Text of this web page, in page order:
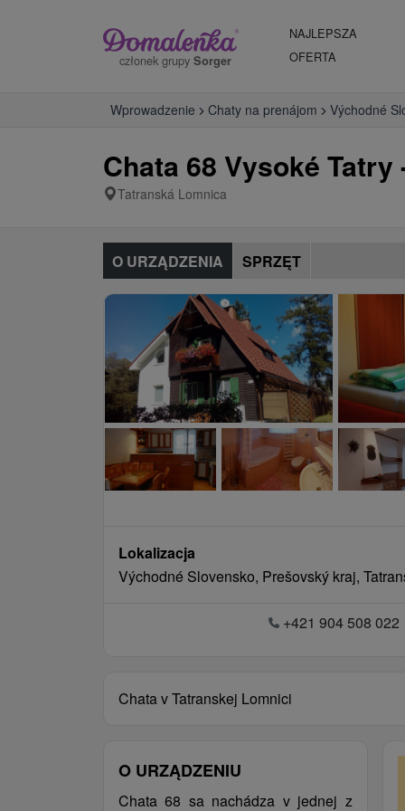
członek grupy Sorger
NAJLEPSZA
OFERTA
Wprowadzenie Chaty na prenájom Východné
Chata 68 Vysoké
Tatranská Lomnica
O URZĄDZENIA SPRZĘT
Lokalizacja
Východné Slovensko, Prešovský kraj,
+421 904 508 022
Chata v Tatranskej Lomnici
O URZĄDZENIU
Chata 68 sa nachádza v jednej z